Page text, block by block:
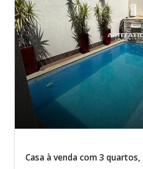
Casa à venda com 3 quartos,